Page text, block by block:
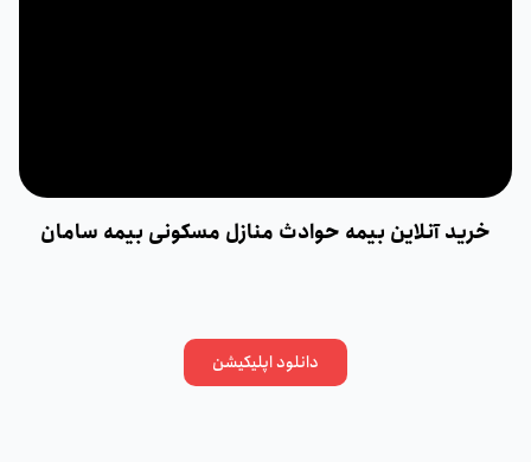
خرید آنلاین بیمه حوادث منازل مسکونی بیمه سامان
دانلود اپلیکیشن